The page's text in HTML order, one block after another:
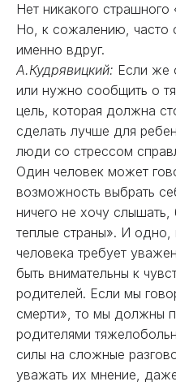
Нет никакого страшного
Но, к сожалению, часто
именно вдруг.
А.Кудрявицкий: Если же
или нужно сообщить о
цель, которая должна
сделать лучше для
люди со стрессом
Один человек может
возможность выбрать
ничего не хочу слышать,
теплые страны». И одно,
человека требует
быть внимательны к
родителей. Если мы
смерти», то мы должны
родителями
силы на сложные
уважать их мнение,